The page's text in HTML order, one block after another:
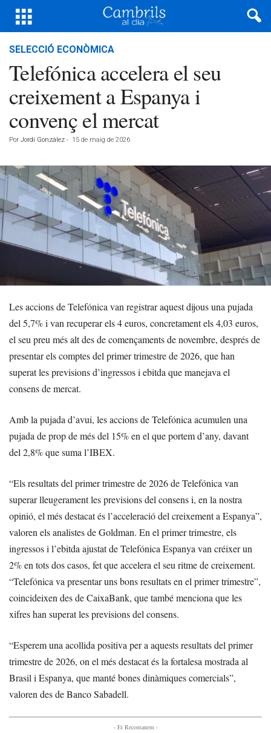
SELECCIÓ ECONÒMICA
Telefónica accelera el seu
creixement a Espanya i
convenç el mercat
Por Jordi González - 15 de maig de 2026
Les accions de Telefónica van registrar aquest dijous una pujada
del 5,7% i van recuperar els 4 euros, concretament els 4,03 euros,
el seu preu més alt des de començaments de novembre, després de
presentar els comptes del primer trimestre de 2026, que han
superat les previsions d’ingressos i ebitda que manejava el
consens de mercat.
Amb la pujada d’avui, les accions de Telefónica acumulen una
pujada de prop de més del 15% en el que portem d’any, davant
del 2,8% que suma l’IBEX.
“Els resultats del primer trimestre de 2026 de Telefónica van
superar lleugerament les previsions del consens i, en la nostra
opinió, el més destacat és l’acceleració del creixement a Espanya”,
valoren els analistes de Goldman. En el primer trimestre, els
ingressos i l’ebitda ajustat de Telefónica Espanya van créixer un
2% en tots dos casos, fet que accelera el seu ritme de creixement.
“Telefónica va presentar uns bons resultats en el primer trimestre”,
coincideixen des de CaixaBank, que també menciona que les
xifres han superat les previsions del consens.
“Esperem una acollida positiva per a aquests resultats del primer
trimestre de 2026, on el més destacat és la fortalesa mostrada al
Brasil i Espanya, que manté bones dinàmiques comercials”,
valoren des de Banco Sabadell.
- Et Recomanem -